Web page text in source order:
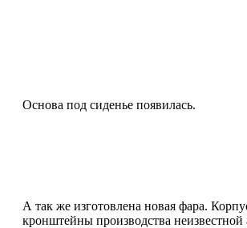
Основа под сиденье появилась.
А так же изготовлена новая фара.
кронштейны производства